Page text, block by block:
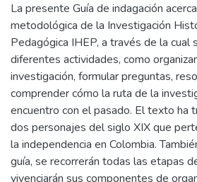
La presente Guía de indagación
metodológica de la Investigación
Pedagógica IHEP, a través de la cual
diferentes actividades, como
investigación, formular preguntas,
comprender cómo la ruta de la
encuentro con el pasado. El texto ha
dos personajes del siglo XIX que
la independencia en Colombia.
guía, se recorrerán todas las etapas
vivenciarán sus componentes de